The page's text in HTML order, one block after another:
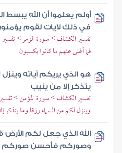
أولم يعلموا أن الله يبسط
في ذلك لآيات لقوم
تفسير الكشاف > سورة الزمر > تفسير
فما أغنى عنهم ما كانوا يكسبون
هو الذي يريكم آياته
يتذكر إلا من ينيب
تفسير الكشاف > سورة المؤمن >
وينزل لكم من السماء رزقا وما يتذكر
الله الذي جعل لكم الأرض
وصوركم فأحسن صوركم